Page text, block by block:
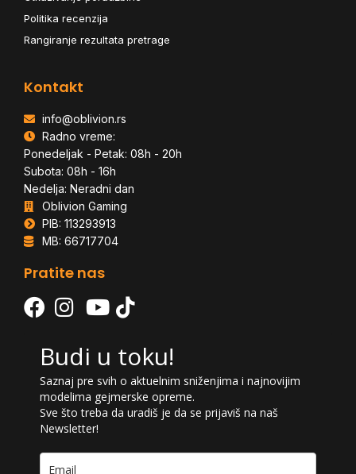
Politika recenzija
Rangiranje rezultata pretrage
Kontakt
info@oblivion.rs
Radno vreme:
Ponedeljak - Petak: 08h - 20h
Subota: 08h - 16h
Nedelja: Neradni dan
Oblivion Gaming
PIB: 113293913
MB: 66717704
Pratite nas
Budi u toku!
Saznaj pre svih o aktuelnim sniženjima i najnovijim
modelima gejmerske opreme.
Sve što treba da uradiš je da se prijaviš na naš
Newsletter!